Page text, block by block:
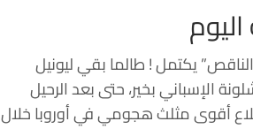
يكتمل ! طالما بقي ليونيل
الإسباني بخير، حتى بعد الرحيل
أقوى مثلث هجومي في أوروبا خلال